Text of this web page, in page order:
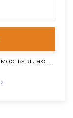
данных в соответствии с нашей